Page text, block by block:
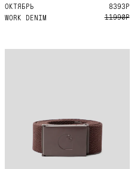
ОКТЯБРЬ
WORK DENIM
34 32 30
8393Р
11990Р